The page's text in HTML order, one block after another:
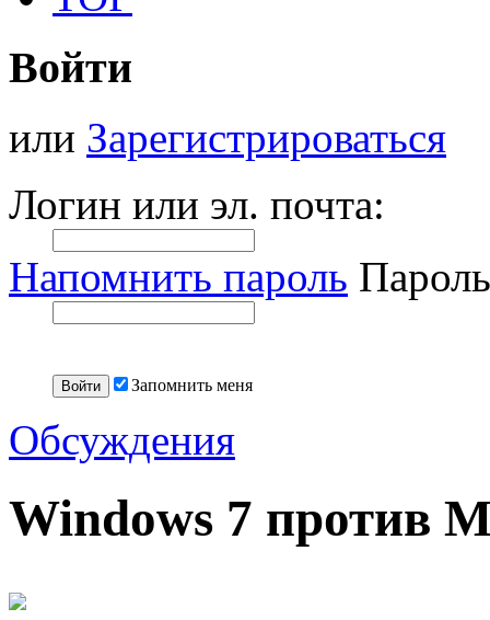
Войти
или Зарегистрироваться
Логин или эл. почта:
Напомнить пароль
Запомнить меня
Обсуждения
Windows 7 против